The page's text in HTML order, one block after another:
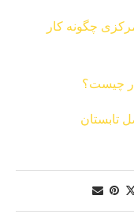
چگونه کار
چیست؟
تابستان